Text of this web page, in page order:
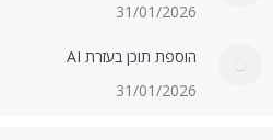
31/01/2026
הוספת תוכן בעזרת AI
31/01/2026